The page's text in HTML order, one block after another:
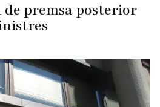
de premsa posterior